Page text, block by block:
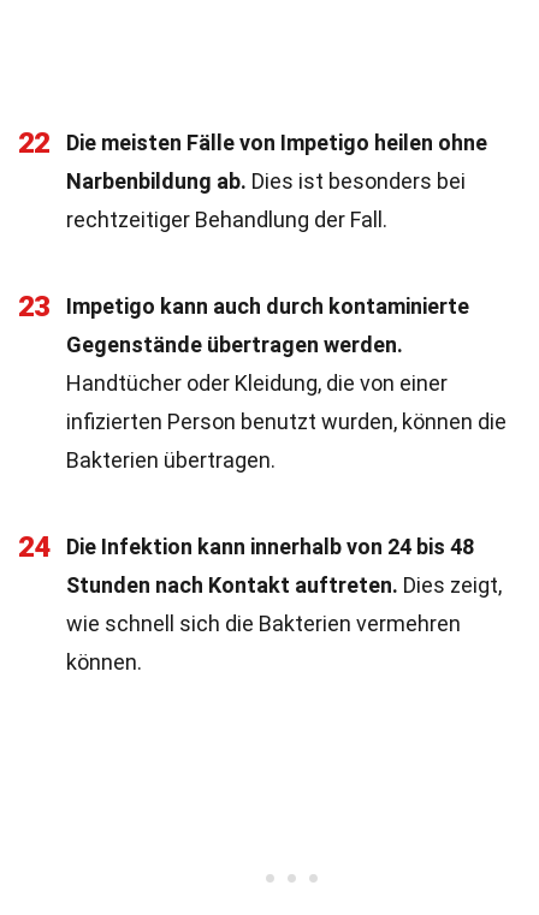
22
Die meisten Fälle von Impetigo heilen ohne
Narbenbildung ab. Dies ist besonders bei
rechtzeitiger Behandlung der Fall.
23
Impetigo kann auch durch kontaminierte
Gegenstände übertragen werden.
Handtücher oder Kleidung, die von einer
infizierten Person benutzt wurden, können die
Bakterien übertragen.
24
Die Infektion kann innerhalb von 24 bis 48
Stunden nach Kontakt auftreten. Dies zeigt,
wie schnell sich die Bakterien vermehren
können.